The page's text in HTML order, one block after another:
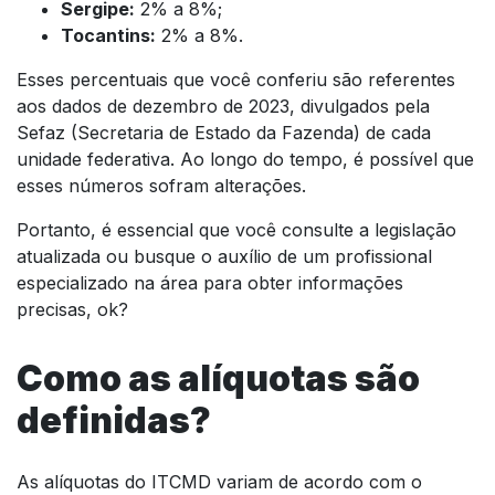
Sergipe: 2% a 8%;
Tocantins: 2% a 8%.
Esses percentuais que você conferiu são referentes
aos dados de dezembro de 2023, divulgados pela
Sefaz (Secretaria de Estado da Fazenda) de cada
unidade federativa. Ao longo do tempo, é possível que
esses números sofram alterações.
Portanto, é essencial que você consulte a legislação
atualizada ou busque o auxílio de um profissional
especializado na área para obter informações
precisas, ok?
Como as alíquotas são
definidas?
As alíquotas do ITCMD variam de acordo com o